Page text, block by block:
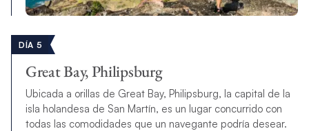
DÍA 5
Great Bay, Philipsburg
Ubicada a orillas de Great Bay, Philipsburg, la capital de la
isla holandesa de San Martín, es un lugar concurrido con
todas las comodidades que un navegante podría desear.